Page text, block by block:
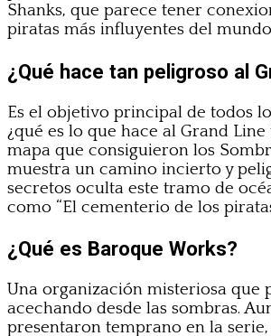
Shanks, que parece tener
piratas más influyentes del
¿Qué hace tan peligroso al
Es el objetivo principal de todos
¿qué es lo que hace al Grand Line
mapa que consiguieron los
muestra un camino incierto y
secretos oculta este tramo de
como “El cementerio de los
¿Qué es Baroque Works?
Una organización misteriosa que
acechando desde las sombras.
presentaron temprano en la